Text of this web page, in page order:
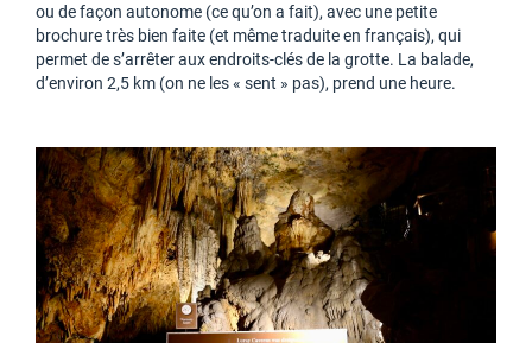
ou de façon autonome (ce qu’on a fait), avec une petite
brochure très bien faite (et même traduite en français), qui
permet de s’arrêter aux endroits-clés de la grotte. La balade,
d’environ 2,5 km (on ne les « sent » pas), prend une heure.